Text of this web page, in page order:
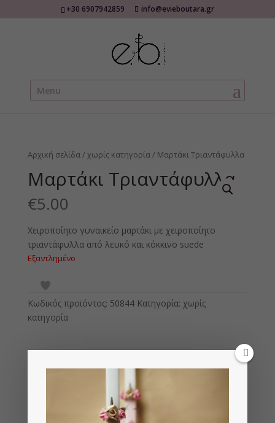
+30 6907942859 info@evieboutara.gr
Menu
Αρχική σελίδα/ χωρίς κατηγορία/ Μαρτάκι Τριαντάφυλλα
Μαρτάκι Τριαντάφυλλα
€5.00
Χειροποίητο γυναικείο μαρτάκι με χειροποίητο
τριαντάφυλλα από λευκό και κόκκινο suede
Εξαντλημένο
Κωδικός προϊόντος: 50844 Κατηγορία: χωρίς
κατηγορία
Περιγραφή
Περιγραφή